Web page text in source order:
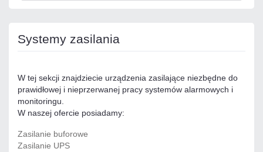
Systemy zasilania
W tej sekcji znajdziecie urządzenia zasilające niezbędne do
prawidłowej i nieprzerwanej pracy systemów alarmowych i
monitoringu.
W naszej ofercie posiadamy:
Zasilanie buforowe
Zasilanie UPS